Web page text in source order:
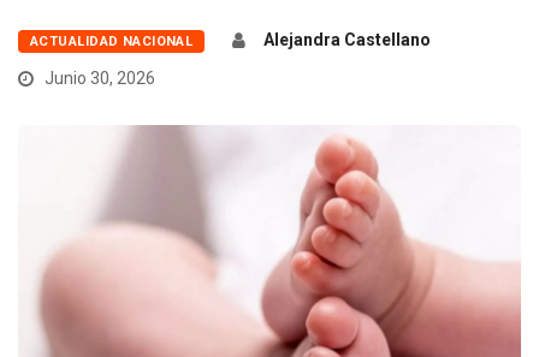
ACTUALIDAD NACIONAL
Alejandra Castellano
Junio 30, 2026